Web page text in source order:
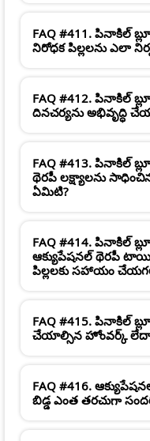
FAQ #411. పినాకిల్
నిరోధక పిల్లలను ఎలా
FAQ #412. పినాకిల్
దినచర్యను అభివృద్ధి
FAQ #413. పినాకిల్
థెరపీ లక్ష్యాలను
ఏమిటి?
FAQ #414. పినాకిల్
ఆక్యుపేషనల్ థెరపీ
పిల్లలకు సహాయం
FAQ #415. పినాకిల్
చేయాల్సిన హోంవర్క్ లేదా
FAQ #416.
బిడ్డ ఎంత తరచుగా